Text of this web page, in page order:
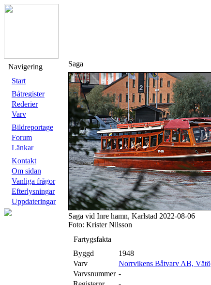
Navigering
Start
Båtregister
Rederier
Varv
Bildreportage
Forum
Länkar
Kontakt
Om sidan
Vanliga frågor
Efterlysningar
Uppdateringar
Saga
Saga vid Inre hamn, Karlstad 2022-08-06
Foto: Krister Nilsson
Fartygsfakta
Byggd
1948
Varv
Norrvikens Båtvarv AB, Vätö
Varvsnummer -